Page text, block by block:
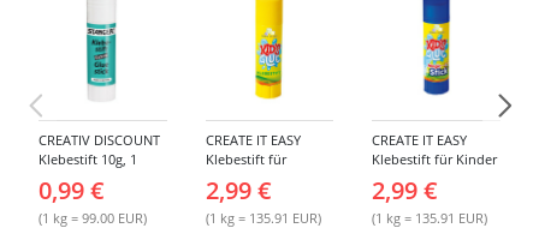
CREATIV DISCOUNT
Klebestift 10g, 1
0,99 €
(1 kg = 99.00 EUR)
CREATE IT EASY
Klebestift für
2,99 €
(1 kg = 135.91 EUR)
CREATE IT EASY
Klebestift für Kinder
2,99 €
(1 kg = 135.91 EUR)